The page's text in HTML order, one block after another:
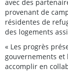
avec des
provenant de
résidentes de
des logements
« Les progrès
gouvernements
accomplir en